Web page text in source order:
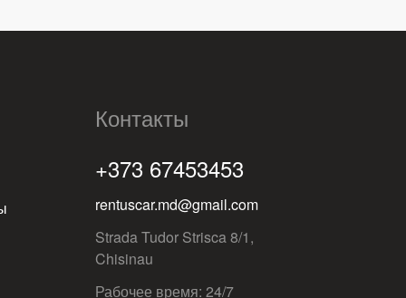
Контакты
+373 67453453
rentuscar.md@gmail.com
Strada Tudor Strisca 8/1,
Chisinau
Рабочее время: 24/7